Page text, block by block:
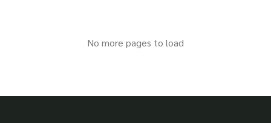
No more pages to load